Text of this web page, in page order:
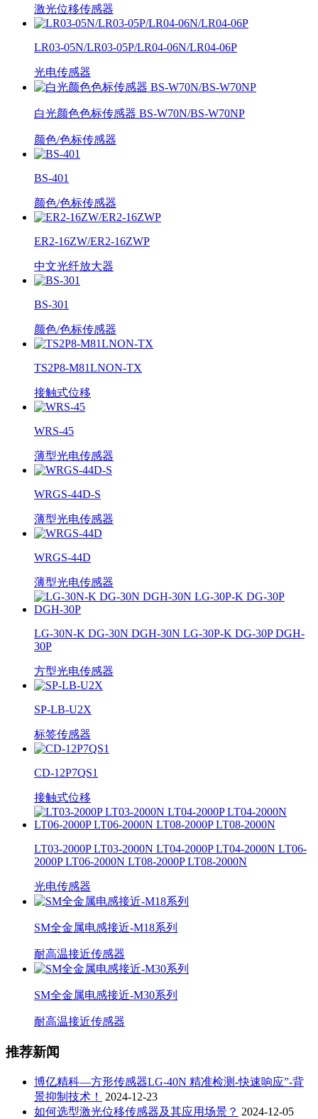
激光位移传感器
LR03-05N/LR03-05P/LR04-06N/LR04-06P
光电传感器
白光颜色色标传感器 BS-W70N/BS-W70NP
颜色/色标传感器
BS-401
颜色/色标传感器
ER2-16ZW/ER2-16ZWP
中文光纤放大器
BS-301
颜色/色标传感器
TS2P8-M81LNON-TX
接触式位移
WRS-45
薄型光电传感器
WRGS-44D-S
薄型光电传感器
WRGS-44D
薄型光电传感器
LG-30N-K DG-30N DGH-30N LG-30P-K DG-30P DGH-
30P
方型光电传感器
SP-LB-U2X
标签传感器
CD-12P7QS1
接触式位移
LT03-2000P LT03-2000N LT04-2000P LT04-2000N LT06-
2000P LT06-2000N LT08-2000P LT08-2000N
光电传感器
SM全金属电感接近-M18系列
耐高温接近传感器
SM全金属电感接近-M30系列
耐高温接近传感器
推荐新闻
博亿精科—方形传感器LG-40N 精准检测-快速响应”-背
景抑制技术！
2024-12-23
如何选型激光位移传感器及其应用场景？ 2024-12-05